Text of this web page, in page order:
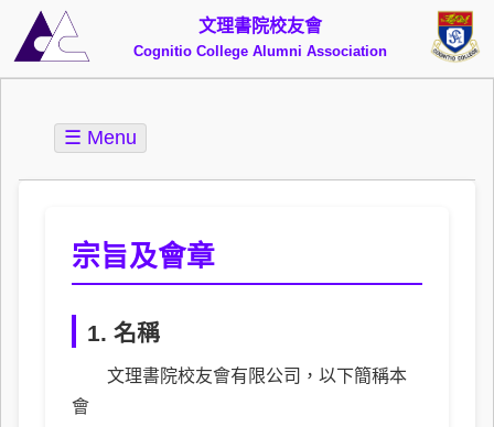
文理書院校友會
Cognitio College Alumni Association
☰ Menu
宗旨及會章
1. 名稱
文理書院校友會有限公司，以下簡稱本
會